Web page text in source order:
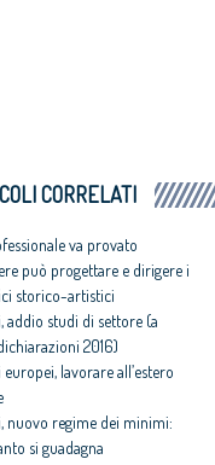
CORRELATI
va provato
può progettare e dirigere i
storico-artistici
addio studi di settore (a
2016)
lavorare all’estero
nuovo regime dei minimi:
si guadagna